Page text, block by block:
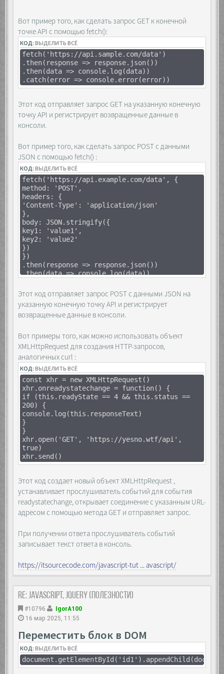
<div class="container">
<div class="buttons">
<span>&laquo;</span>
<span>&raquo;</span>
</div>
</div>
</div>
<script>
const list =
[...document.querySelectorAll('.list')],
document.querySelector('.layer'),
container =
document.querySelector('.container'),
buttons =
[...document.querySelectorAll('.buttons
span')];
document.querySelectorAll('.wrapper
img').forEach(el => {
el.addEventListener('click', e => {
container.prepend(el);
layer.classList.add('open');
});
});
buttons.forEach(btn => {
let currentList =
list[buttons.indexOf(e.target)];
layer.classList.remove('open');
// Сортировка, если нужно
[...currentList.querySelectorAll('img')]
.sort((a, b) => a.dataset.order -
b.dataset.order)
.forEach(el =>
currentList.appendChild(el));
});
});
</script>
</body>
</html>
const answer = await res.json()
console.log(answer)
})()
Вот пример того, как сделать запрос GET к конечной
точке API с помощью fetch():
КОД:ВЫДЕЛИТЬ ВСЁ
fetch('https://api.sample.com/data')
.then(response => response.json())
.then(data => console.log(data))
.catch(error => console.error(error))
Этот код отправляет запрос GET на указанную конечную
точку API и регистрирует возвращенные данные в
консоли.
Вот пример того, как сделать запрос POST с данными
JSON с помощью fetch() :
КОД:ВЫДЕЛИТЬ ВСЁ
fetch('https://api.example.com/data', {
method: 'POST',
headers: {
'Content-Type': 'application/json'
},
body: JSON.stringify({
key1: 'value1',
key2: 'value2'
})
})
.then(response => response.json())
.then(data => console.log(data))
Этот код отправляет запрос POST с данными JSON на
указанную конечную точку API и регистрирует
возвращенные данные в консоли.
Вот примеры того, как можно использовать объект
XMLHttpRequest для создания HTTP-запросов,
аналогичных curl :
КОД:ВЫДЕЛИТЬ ВСЁ
const xhr = new XMLHttpRequest()
xhr.onreadystatechange = function() {
if (this.readyState == 4 && this.status ==
200) {
console.log(this.responseText)
}
}
xhr.open('GET', 'https://yesno.wtf/api',
true)
xhr.send()
Этот код создает новый объект XMLHttpRequest ,
устанавливает прослушиватель событий для события
readystatechange, открывает соединение с указанным URL-
адресом с помощью метода GET и отправляет запрос.
При получении ответа прослушиватель событий
записывает текст ответа в консоль.
https://itsourcecode.com/javascript-tut ... avascript/
Re: JavaScript, Jquery (полезности)
#10796
IgorA100
16 мар 2025, 11:55
Переместить блок в DOM
КОД:ВЫДЕЛИТЬ ВСЁ